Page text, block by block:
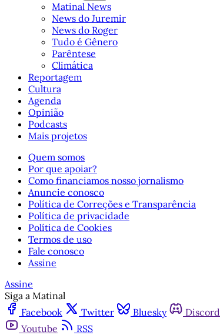
Matinal News
News do Juremir
News do Roger
Tudo é Gênero
Parêntese
Climática
Reportagem
Cultura
Agenda
Opinião
Podcasts
Mais projetos
Quem somos
Por que apoiar?
Como financiamos nosso jornalismo
Anuncie conosco
Política de Correções e Transparência
Política de privacidade
Política de Cookies
Termos de uso
Fale conosco
Assine
Assine
Siga a Matinal
Facebook
Twitter Bluesky Discord
Youtube
RSS